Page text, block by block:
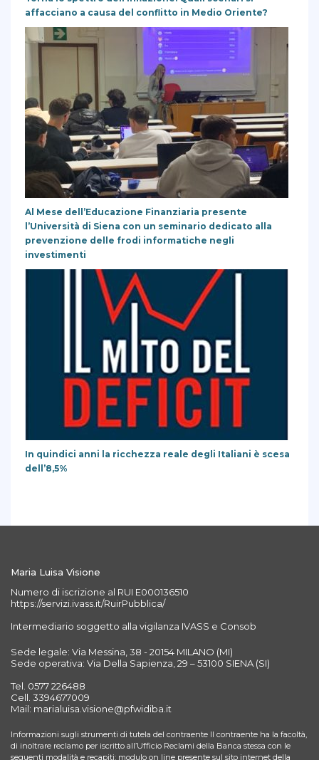
affacciano a causa del conflitto in Medio Oriente?
Al Mese dell’Educazione Finanziaria presente
l’Università di Siena con un seminario dedicato alla
prevenzione delle frodi informatiche negli
investimenti
In quindici anni la ricchezza reale degli Italiani è scesa
dell’8,5%
Maria Luisa Visione
Numero di iscrizione al RUI E000136510
https://servizi.ivass.it/RuirPubblica/
Intermediario soggetto alla vigilanza IVASS e Consob
Sede legale: Via Messina, 38 - 20154 MILANO (MI)
Sede operativa: Via Della Sapienza, 29 – 53100 SIENA (SI)
Tel. 0577 226488
Cell. 3394677009
Mail: marialuisa.visione@pfwidiba.it
Informazioni sugli strumenti di tutela del contraente Il contraente ha la facoltà,
di inoltrare reclamo per iscritto all’Ufficio Reclami della Banca stessa con le
seguenti modalità e recapiti: modulo on line presente sul sito internet della